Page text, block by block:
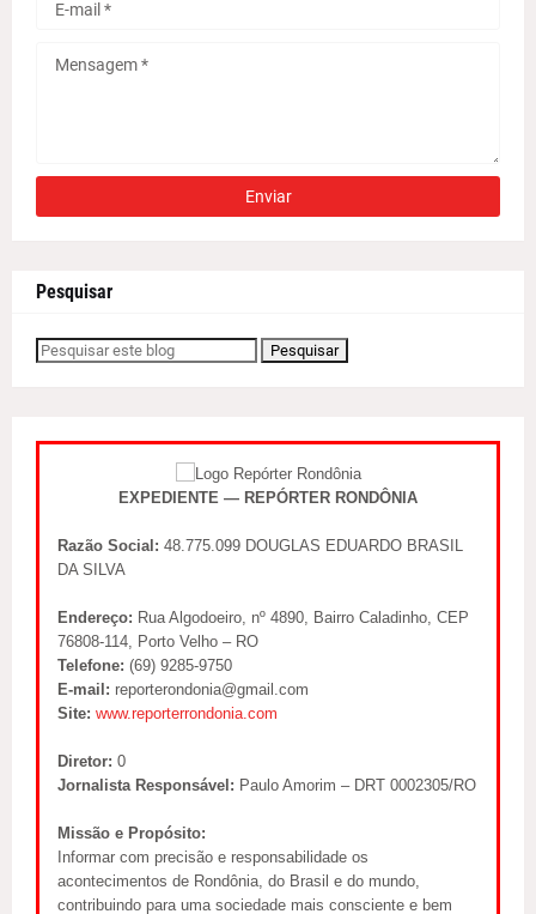
Pesquisar
EXPEDIENTE — REPÓRTER RONDÔNIA
Razão Social: 48.775.099 DOUGLAS EDUARDO BRASIL
DA SILVA
Endereço: Rua Algodoeiro, nº 4890, Bairro Caladinho, CEP
76808-114, Porto Velho – RO
Telefone: (69) 9285-9750
E-mail: reporterondonia@gmail.com
Site: www.reporterrondonia.com
Diretor: 0
Jornalista Responsável: Paulo Amorim – DRT 0002305/RO
Missão e Propósito:
Informar com precisão e responsabilidade os
acontecimentos de Rondônia, do Brasil e do mundo,
contribuindo para uma sociedade mais consciente e bem